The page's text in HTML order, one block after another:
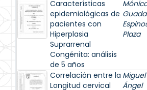
Características
epidemiológicas de
pacientes con
Hiperplasia
Suprarrenal
Congénita: análisis
de 5 años
Plaza
Correlación entre la
Longitud cervical
Miguel
Ángel